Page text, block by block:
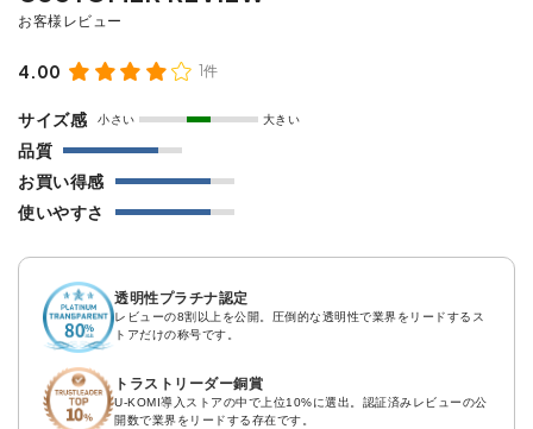
4.00 1件
サイズ感 小さい 大きい
品質
お買い得感
使いやすさ
透明性プラチナ認定
レビューの8割以上を公開。圧倒的な透明性で業界をリードするス
トアだけの称号です。
トラストリーダー銅賞
U-KOMI導入ストアの中で上位10%に選出。認証済みレビューの公
開数で業界をリードする存在です。